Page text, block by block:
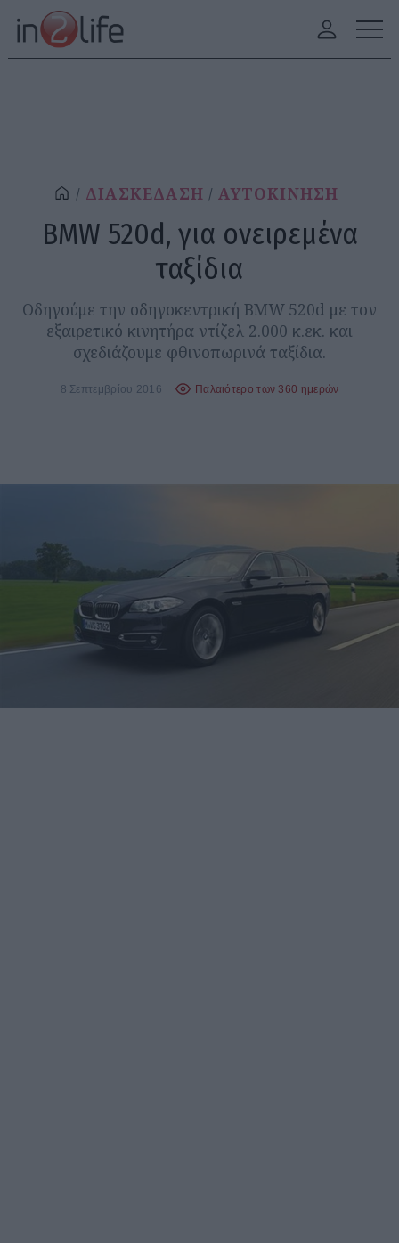
ΔΙΑΣΚΕΔΑΣΗ ΑΥΤΟΚΙΝΗΣΗ
BMW 520d, για ονειρεμένα
ταξίδια
Οδηγούμε την οδηγοκεντρική BMW 520d με τον
εξαιρετικό κινητήρα ντίζελ 2.000 κ.εκ. και
σχεδιάζουμε φθινοπωρινά ταξίδια.
8 Σεπτεμβρίου 2016 Παλαιότερο των 360 ημερών